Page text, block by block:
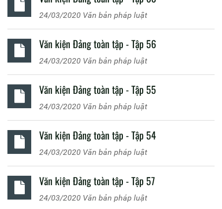
24/03/2020 Văn bản pháp luật
Văn kiện Đảng toàn tập - Tập 56
24/03/2020 Văn bản pháp luật
Văn kiện Đảng toàn tập - Tập 55
24/03/2020 Văn bản pháp luật
Văn kiện Đảng toàn tập - Tập 54
24/03/2020 Văn bản pháp luật
Văn kiện Đảng toàn tập - Tập 57
24/03/2020 Văn bản pháp luật